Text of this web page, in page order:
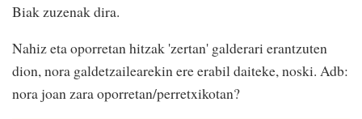
Biak zuzenak dira.
Nahiz eta oporretan hitzak 'zertan' galderari erantzuten
dion, nora galdetzailearekin ere erabil daiteke, noski. Adb:
nora joan zara oporretan/perretxikotan?